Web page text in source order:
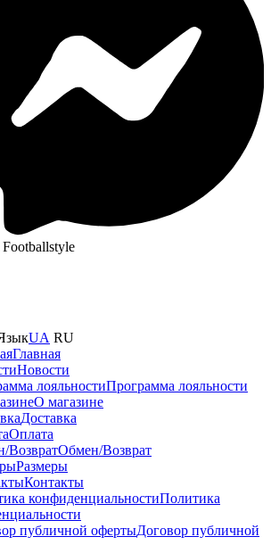
UA RU
Главная
Новости
Программа лояльности
О магазине
Доставка
Оплата
Обмен/Возврат
Размеры
Контакты
Политика
Договор публичной